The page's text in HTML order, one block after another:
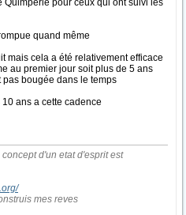
pour ceux qui ont suivi les
quand même
mais cela a été relativement efficace
au premier jour soit plus de 5 ans
bougée dans le temps
ans a cette cadence
d'un etat d'esprit est
mes reves